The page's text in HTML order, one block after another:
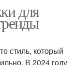
для
стиль, который
В 2024 году